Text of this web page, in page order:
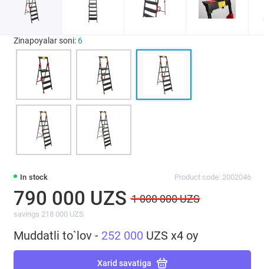
In stock Product code: 2002046
790 000 UZS 1 008 000 UZS
savings 218 000 UZS
Muddatli to`lov - 252 000 UZS x4 oy
Xarid savatiga
Zinapoyalar soni: 6